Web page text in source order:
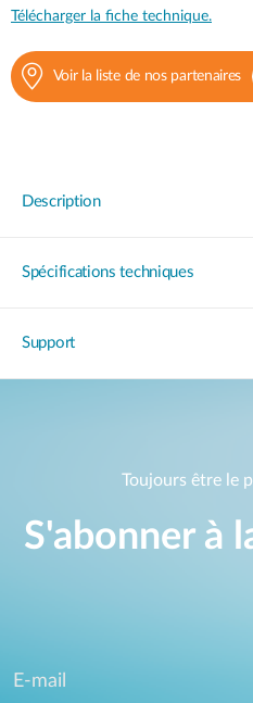
Télécharger la fiche technique.
Voir la liste de nos partenaires
Description
Spécifications techniques
Support
Toujours être le
S'abonner à